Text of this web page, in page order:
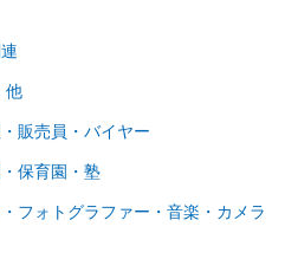
他
販売員・バイヤー
保育園・塾
フォトグラファー・音楽・カメラ